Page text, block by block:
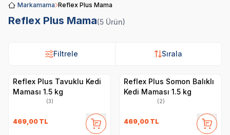
Markamama Reflex Plus Mama
Reflex Plus Mama(5 Ürün)
Filtrele Sırala
Reflex Plus Tavuklu Kedi
Maması 1.5 kg
(3)
469,00 TL
Reflex Plus Somon Balıklı
Kedi Maması 1.5 kg
(2)
469,00 TL